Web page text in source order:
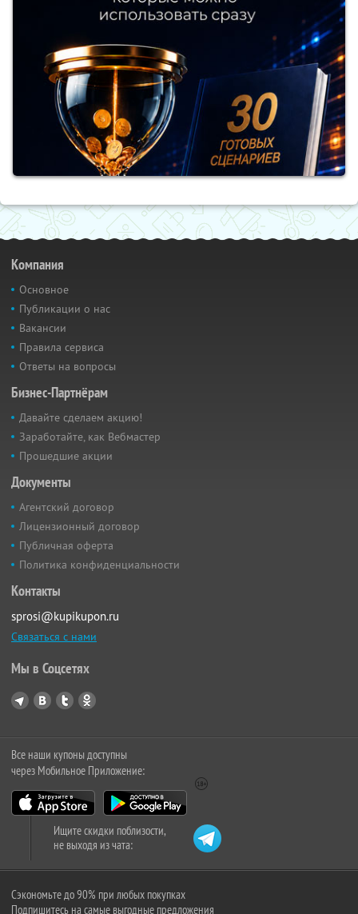
Компания
Основное
Публикации о нас
Вакансии
Правила сервиса
Ответы на вопросы
Бизнес-Партнёрам
Давайте сделаем акцию!
Заработайте, как Вебмастер
Прошедшие акции
Документы
Агентский договор
Лицензионный договор
Публичная оферта
Политика конфиденциальности
Контакты
sprosi@kupikupon.ru
Связаться с нами
Мы в Соцсетях
Все наши купоны доступны
через Мобильное Приложение:
Ищите скидки поблизости,
не выходя из чата:
Сэкономьте до 90% при любых покупках
Подпишитесь на самые выгодные предложения